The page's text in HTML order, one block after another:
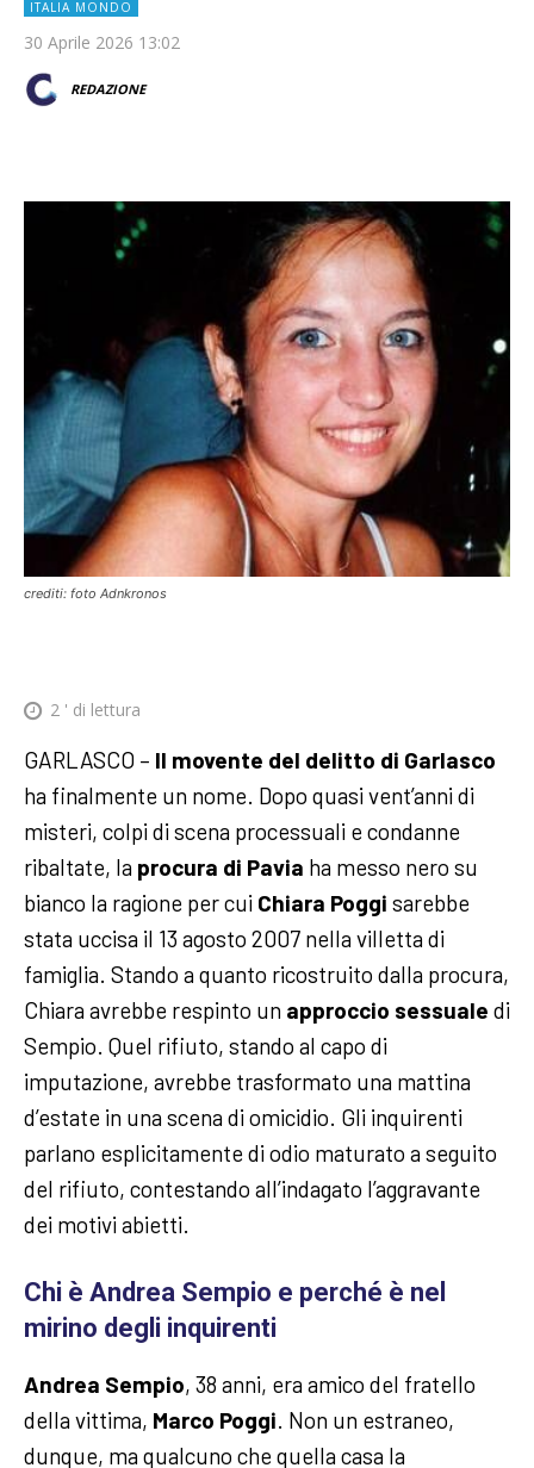
ITALIA MONDO
30 Aprile 2026 13:02
REDAZIONE
crediti: foto Adnkronos
2 ' di lettura
GARLASCO – Il movente del delitto di Garlasco
ha finalmente un nome. Dopo quasi vent’anni di
misteri, colpi di scena processuali e condanne
ribaltate, la procura di Pavia ha messo nero su
bianco la ragione per cui Chiara Poggi sarebbe
stata uccisa il 13 agosto 2007 nella villetta di
famiglia. Stando a quanto ricostruito dalla procura,
Chiara avrebbe respinto un approccio sessuale di
Sempio. Quel rifiuto, stando al capo di
imputazione, avrebbe trasformato una mattina
d’estate in una scena di omicidio. Gli inquirenti
parlano esplicitamente di odio maturato a seguito
del rifiuto, contestando all’indagato l’aggravante
dei motivi abietti.
Chi è Andrea Sempio e perché è nel
mirino degli inquirenti
Andrea Sempio, 38 anni, era amico del fratello
della vittima, Marco Poggi . Non un estraneo,
dunque, ma qualcuno che quella casa la